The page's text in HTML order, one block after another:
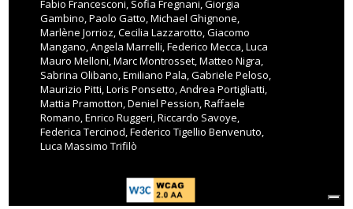
Fabio Francesconi, Sofia Fregnani, Giorgia
Gambino, Paolo Gatto, Michael Ghignone,
Marlène Jorrioz, Cecilia Lazzarotto, Giacomo
Mangano, Angela Marrelli, Federico Mecca, Luca
Mauro Melloni, Marc Montrosset, Matteo Nigra,
Sabrina Olibano, Emiliano Pala, Gabriele Peloso,
Maurizio Pitti, Loris Ponsetto, Andrea Portigliatti,
Mattia Pramotton, Deniel Pession, Raffaele
Romano, Enrico Ruggeri, Riccardo Savoye,
Federica Tercinod, Federico Tigellio Benvenuto,
Luca Massimo Trifilò